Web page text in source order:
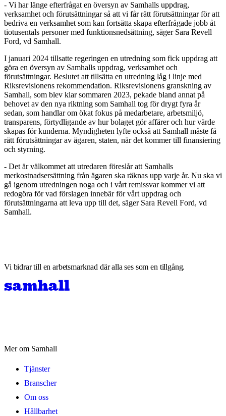
- Vi har länge efterfrågat en översyn av Samhalls uppdrag,
verksamhet och förutsättningar så att vi får rätt förutsättningar för att
bedriva en verksamhet som kan fortsätta skapa efterfrågade jobb åt
tiotusentals personer med funktionsnedsättning, säger Sara Revell
Ford, vd Samhall.
I januari 2024 tillsatte regeringen en utredning som fick uppdrag att
göra en översyn av Samhalls uppdrag, verksamhet och
förutsättningar. Beslutet att tillsätta en utredning låg i linje med
Riksrevisionens rekommendation. Riksrevisionens granskning av
Samhall, som blev klar sommaren 2023, pekade bland annat på
behovet av den nya riktning som Samhall tog för drygt fyra år
sedan, som handlar om ökat fokus på medarbetare, arbetsmiljö,
transparens, förtydligande av hur bolaget gör affärer och hur värde
skapas för kunderna. Myndigheten lyfte också att Samhall måste få
rätt förutsättningar av ägaren, staten, när det kommer till finansiering
och styrning.
- Det är välkommet att utredaren föreslår att Samhalls
merkostnadsersättning från ägaren ska räknas upp varje år. Nu ska vi
gå igenom utredningen noga och i vårt remissvar kommer vi att
redogöra för vad förslagen innebär för vårt uppdrag och
förutsättningarna att leva upp till det, säger Sara Revell Ford, vd
Samhall.
Vi bidrar till en arbetsmarknad där alla ses som en tillgång.
Mer om Samhall
Tjänster
Branscher
Om oss
Hållbarhet